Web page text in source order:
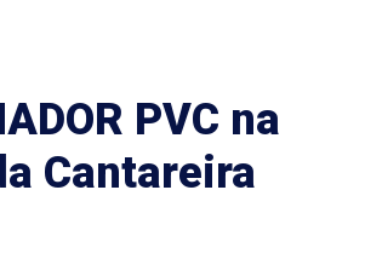
PVC na
Cantareira